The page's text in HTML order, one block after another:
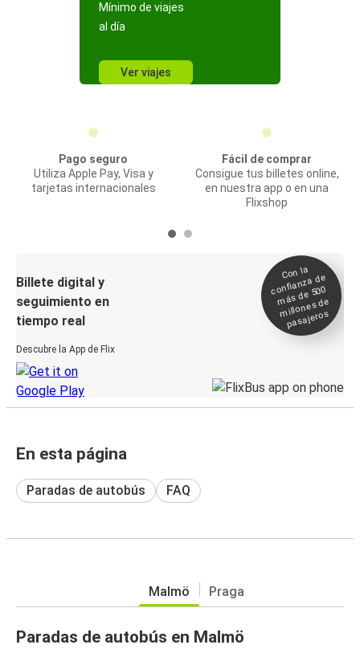
Mínimo de viajes
al día
Ver viajes
Pago seguro
Utiliza Apple Pay, Visa y
tarjetas internacionales
Fácil de comprar
Consigue tus billetes online,
en nuestra app o en una
Flixshop
Billete digital y
seguimiento en
tiempo real
Descubre la App de Flix
Con la
confianza de
más de 500
millones de
pasajeros
En esta página
Paradas de autobús FAQ
Malmö Praga
Paradas de autobús en Malmö